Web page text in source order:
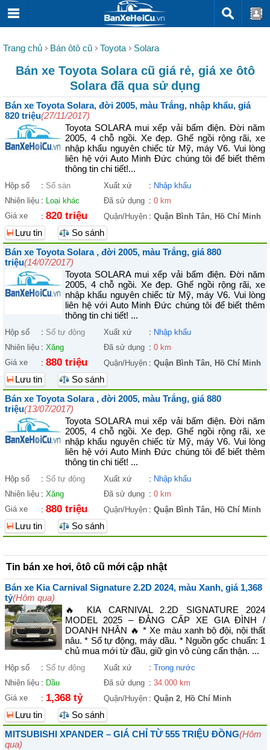
Trang chủ Bán ôtô cũ Toyota Solara
Bán xe Toyota Solara cũ giá rẻ, giá xe ôtô
Solara đã qua sử dụng
Bán xe Toyota Solara, đời 2005, màu Trắng, nhập khẩu, giá
820 triệu(27/11/2017)
Toyota SOLARA mui xếp vải bấm điện. Đời năm
2005, 4 chỗ ngồi. Xe đẹp. Ghế ngồi rộng rãi, xe
nhập khẩu nguyên chiếc từ Mỹ, máy V6. Vui lòng
liên hệ với Auto Minh Đức chúng tôi để biết thêm
thông tin chi tiết!...
Hộp số : Số sàn Xuất xứ : Nhập khẩu
Nhiên liệu : Loại khác Đã sử dụng : 0 km
Giá xe
: 820 triệu Quận/Huyện : Quận Bình Tân, Hồ Chí Minh
Lưu tin
So sánh
Bán xe Toyota Solara , đời 2005, màu Trắng, giá 880
triệu(14/07/2017)
Toyota SOLARA mui xếp vải bấm điện. Đời năm
2005, 4 chỗ ngồi. Xe đẹp. Ghế ngồi rộng rãi, xe
nhập khẩu nguyên chiếc từ Mỹ, máy V6. Vui lòng
liên hệ với Auto Minh Đức chúng tôi để biết thêm
thông tin chi tiết! ...
Hộp số : Số tự động Xuất xứ : Nhập khẩu
Nhiên liệu : Xăng Đã sử dụng : 0 km
Giá xe
: 880 triệu Quận/Huyện : Quận Bình Tân, Hồ Chí Minh
Lưu tin
So sánh
Bán xe Toyota Solara , đời 2005, màu Trắng, giá 880
triệu(13/07/2017)
Toyota SOLARA mui xếp vải bấm điện. Đời năm
2005, 4 chỗ ngồi. Xe đẹp. Ghế ngồi rộng rãi, xe
nhập khẩu nguyên chiếc từ Mỹ, máy V6. Vui lòng
liên hệ với Auto Minh Đức chúng tôi để biết thêm
thông tin chi tiết! ...
Hộp số : Số tự động Xuất xứ : Nhập khẩu
Nhiên liệu : Xăng Đã sử dụng : 0 km
Giá xe
: 880 triệu Quận/Huyện : Quận Bình Tân, Hồ Chí Minh
Lưu tin So sánh
Tin bán xe hơi, ôtô cũ mới cập nhật
Bán xe Kia Carnival Signature 2.2D 2024, màu Xanh, giá 1,368
tỷ(Hôm qua)
🔥 KIA CARNIVAL 2.2D SIGNATURE 2024
MODEL 2025 – ĐẲNG CẤP XE GIA ĐÌNH /
DOANH NHÂN 🔥 * Xe màu xanh bộ đội, nội thất
nâu. * Số tự động, máy dầu. * Nguồn gốc chuẩn: 1
chủ mua mới từ đầu, giữ gìn vô cùng cẩn thận. ...
Hộp số : Số tự động Xuất xứ : Trong nước
Nhiên liệu : Dầu Đã sử dụng : 34.000 km
Giá xe
: 1,368 tỷ Quận/Huyện : Quận 2, Hồ Chí Minh
Lưu tin
So sánh
MITSUBISHI XPANDER – GIÁ CHỈ TỪ 555 TRIỆU ĐỒNG(Hôm
qua)